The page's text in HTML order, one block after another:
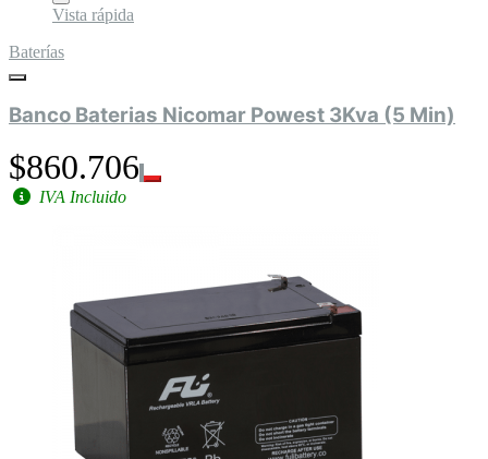
Vista rápida
Baterías
Banco Baterias Nicomar Powest 3Kva (5 Min)
$860.706
IVA Incluido